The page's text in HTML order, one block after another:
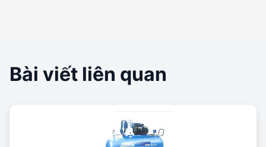
Bài viết liên quan